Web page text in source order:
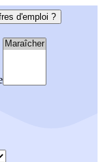
d'emploi ?